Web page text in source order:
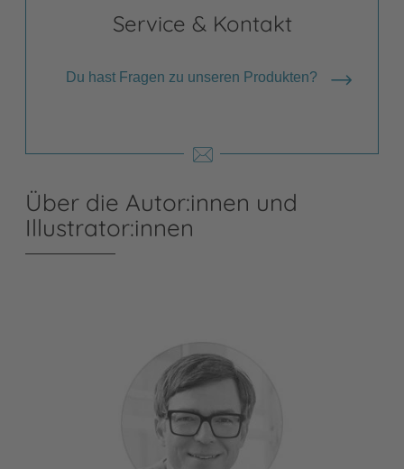
Service & Kontakt
Du hast Fragen zu unseren Produkten?
Über die Autor:innen und
Illustrator:innen